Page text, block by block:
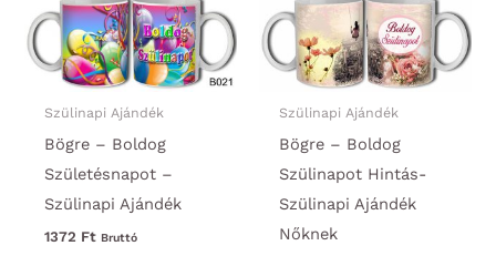
Szülinapi Ajándék
Bögre – Boldog
Születésnapot –
Szülinapi Ajándék
1372 Ft Bruttó
Szülinapi Ajándék
Bögre – Boldog
Szülinapot Hintás-
Szülinapi Ajándék
Nőknek